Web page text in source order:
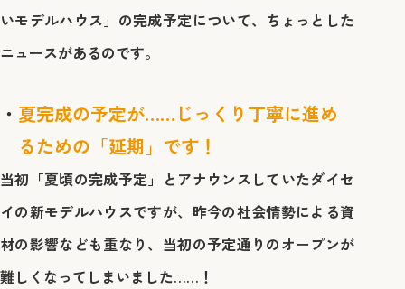
いモデルハウス」の完成予定について、ちょっとした
ニュースがあるのです。
夏完成の予定が……じっくり丁寧に進め
るための「延期」です！
当初「夏頃の完成予定」とアナウンスしていたダイセ
イの新モデルハウスですが、昨今の社会情勢による資
材の影響なども重なり、当初の予定通りのオープンが
難しくなってしまいました……！